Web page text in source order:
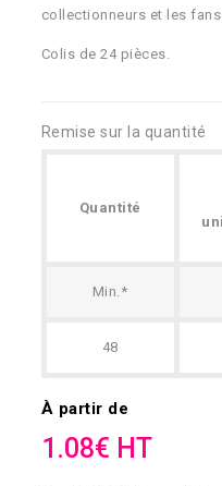
collectionneurs et les fans
Colis de 24 pièces.
Remise sur la quantité
Quantité
Min.*
48
À partir de
1.08€ HT